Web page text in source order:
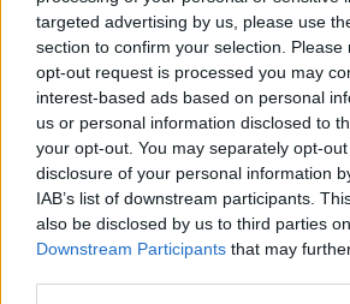
targeted advertising by us, please use
section to confirm your selection.
opt-out request is processed you may
interest-based ads based on personal
us or personal information disclosed to
your opt-out. You may separately opt-
disclosure of your personal information
IAB’s list of downstream participants.
also be disclosed by us to third parties
Downstream Participants that may
Kia utmanar i
av ”gamlingen”